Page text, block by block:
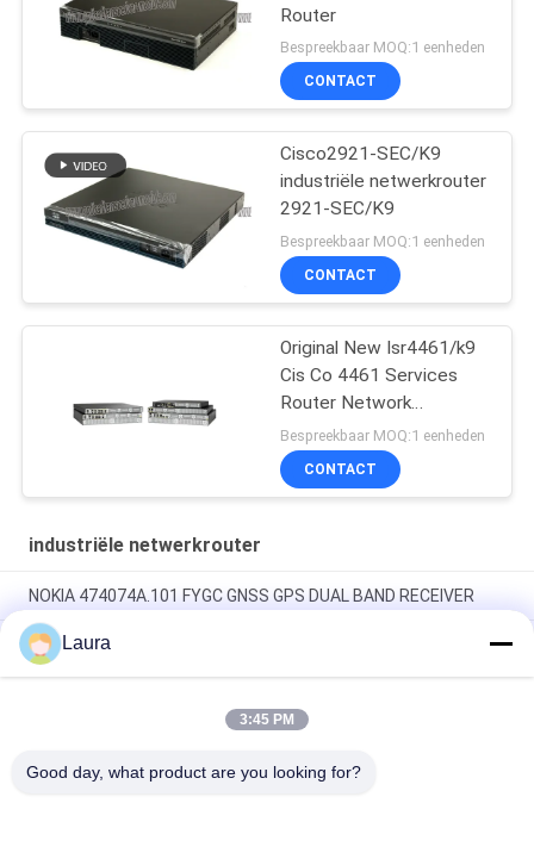
Router
Bespreekbaar MOQ:1 eenheden
CONTACT
Cisco2921-SEC/K9
industriële netwerkrouter
2921-SEC/K9
Bespreekbaar MOQ:1 eenheden
CONTACT
Original New Isr4461/k9
Cis Co 4461 Services
Router Network
PouterISR4461/K9
Bespreekbaar MOQ:1 eenheden
CONTACT
industriële netwerkrouter
NOKIA 474074A.101 FYGC GNSS GPS DUAL BAND RECEIVER
CR5D0EFGFM70, Huawei CloudEngine 16800 Switch-
accessoire, 24x100/1000Base-X SFP, MACsec, flexibele kaart
CR5D0SRUAI70, Huawei NetEngine 8000
Hoofdbesturingskaart, 32G geheugen/SRUA-1 TA-
Laura
3:45 PM
Good day, what product are you looking for?